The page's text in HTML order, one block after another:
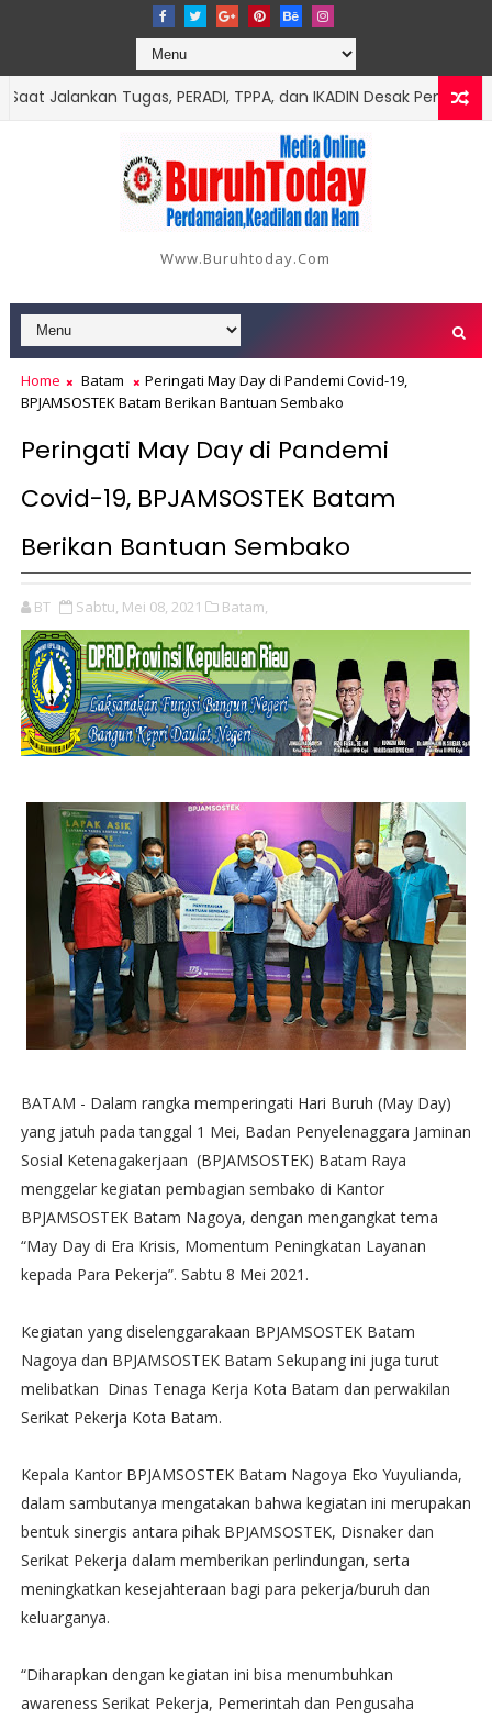
Tugas, PERADI, TPPA, dan IKADIN Desak Penegakan
Www.buruhtoday.com
Home Batam
Peringati May Day di Pandemi Covid-19,
BPJAMSOSTEK Batam Berikan Bantuan Sembako
Peringati May Day di Pandemi
Covid-19, BPJAMSOSTEK Batam
Berikan Bantuan Sembako
BT Sabtu, Mei 08, 2021 Batam,
BATAM - Dalam rangka memperingati Hari Buruh (May Day)
yang jatuh pada tanggal 1 Mei, Badan Penyelenaggara Jaminan
Sosial Ketenagakerjaan (BPJAMSOSTEK) Batam Raya
menggelar kegiatan pembagian sembako di Kantor
BPJAMSOSTEK Batam Nagoya, dengan mengangkat tema
“May Day di Era Krisis, Momentum Peningkatan Layanan
kepada Para Pekerja”. Sabtu 8 Mei 2021.
Kegiatan yang diselenggarakaan BPJAMSOSTEK Batam
Nagoya dan BPJAMSOSTEK Batam Sekupang ini juga turut
melibatkan Dinas Tenaga Kerja Kota Batam dan perwakilan
Serikat Pekerja Kota Batam.
Kepala Kantor BPJAMSOSTEK Batam Nagoya Eko Yuyulianda,
dalam sambutanya mengatakan bahwa kegiatan ini merupakan
bentuk sinergis antara pihak BPJAMSOSTEK, Disnaker dan
Serikat Pekerja dalam memberikan perlindungan, serta
meningkatkan kesejahteraan bagi para pekerja/buruh dan
keluarganya.
“Diharapkan dengan kegiatan ini bisa menumbuhkan
awareness Serikat Pekerja, Pemerintah dan Pengusaha